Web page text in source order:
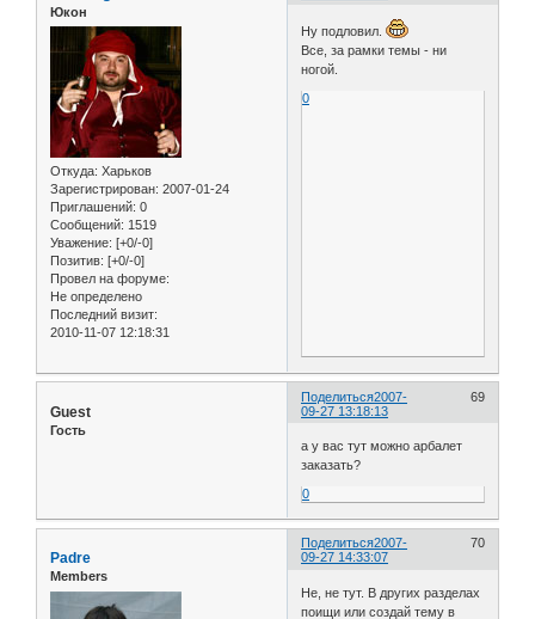
Юкон
Откуда: Харьков
Зарегистрирован: 2007-01-24
Приглашений: 0
Сообщений: 1519
Уважение: [+0/-0]
Позитив: [+0/-0]
Провел на форуме:
Не определено
Последний визит:
2010-11-07 12:18:31
Ну подловил.
Все, за рамки темы - ни
ногой.
0
Поделиться 69
2007-
09-27 13:18:13
Guest
Гость
а у вас тут можно арбалет
заказать?
0
Поделиться 70
2007-
09-27 14:33:07
Padre
Members
Не, не тут. В других разделах
поищи или создай тему в